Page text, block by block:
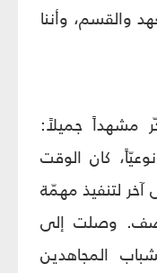
والقسم، وأننا
مشهداً جميلاً:
نوعيّاً، كان الوقت
لتنفيذ مهمّة
وصلت إلى
المجاهدين